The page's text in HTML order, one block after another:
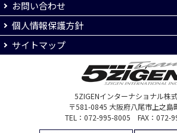
お問い合わせ
個人情報保護方針
サイトマップ
5ZIGENインターナショナル株
〒581-0845 大阪府八尾市上之島
TEL：072-995-8005 FAX：072-